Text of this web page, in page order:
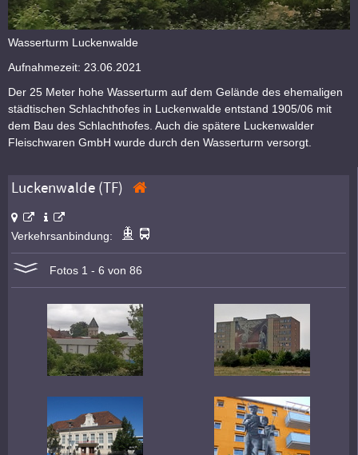
Wasserturm Luckenwalde
Aufnahmezeit: 23.06.2021
Der 25 Meter hohe Wasserturm auf dem Gelände des ehemaligen
städtischen Schlachthofes in Luckenwalde entstand 1905/06 mit
dem Bau des Schlachthofes. Auch die spätere Luckenwalder
Fleischwaren GmbH wurde durch den Wasserturm versorgt.
Luckenwalde (TF)
Verkehrsanbindung:
Fotos 1 - 6 von 86